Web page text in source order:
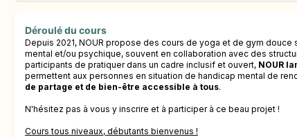
Déroulé du cours
Depuis 2021, NOUR propose des cours de yoga et de gym
mental et/ou psychique, souvent en collaboration avec des
participants de pratiquer dans un cadre inclusif et ouvert, NOUR
permettent aux personnes en situation de handicap mental de
de partage et de bien-être accessible à tous.
N'hésitez pas à vous y inscrire et à participer à ce beau projet !
Cours tous niveaux, débutants bienvenus !